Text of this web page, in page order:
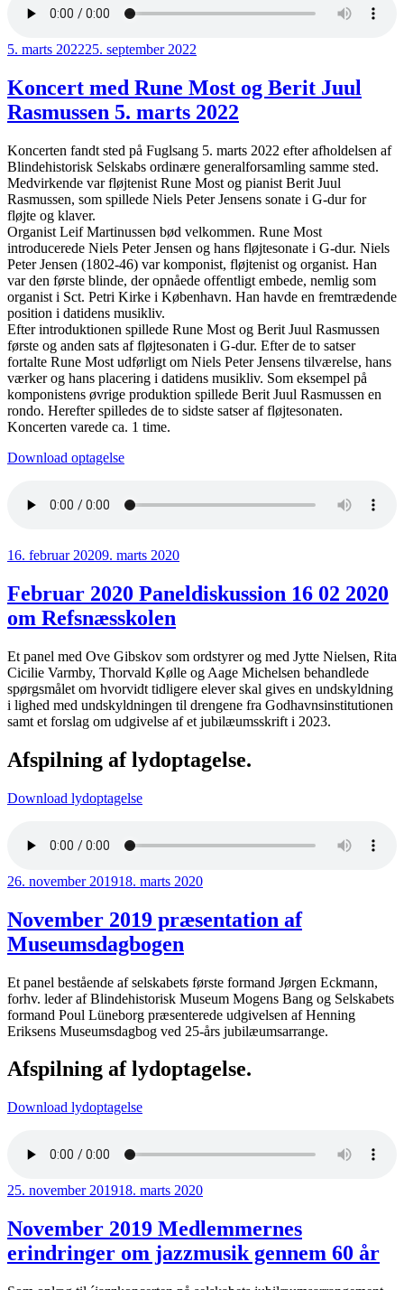
Udgivet
5. marts 202225. september 2022
Koncert med Rune Most og Berit Juul
Rasmussen 5. marts 2022
Koncerten fandt sted på Fuglsang 5. marts 2022 efter afholdelsen af
Blindehistorisk Selskabs ordinære generalforsamling samme sted.
Medvirkende var fløjtenist Rune Most og pianist Berit Juul
Rasmussen, som spillede Niels Peter Jensens sonate i G-dur for
fløjte og klaver.
Organist Leif Martinussen bød velkommen. Rune Most
introducerede Niels Peter Jensen og hans fløjtesonate i G-dur. Niels
Peter Jensen (1802-46) var komponist, fløjtenist og organist. Han
var den første blinde, der opnåede offentligt embede, nemlig som
organist i Sct. Petri Kirke i København. Han havde en fremtrædende
position i datidens musikliv.
Efter introduktionen spillede Rune Most og Berit Juul Rasmussen
første og anden sats af fløjtesonaten i G-dur. Efter de to satser
fortalte Rune Most udførligt om Niels Peter Jensens tilværelse, hans
værker og hans placering i datidens musikliv. Som eksempel på
komponistens øvrige produktion spillede Berit Juul Rasmussen en
rondo. Herefter spilledes de to sidste satser af fløjtesonaten.
Koncerten varede ca. 1 time.
Download optagelse
Udgivet
16. februar 20209. marts 2020
Februar 2020 Paneldiskussion 16 02 2020
om Refsnæsskolen
Et panel med Ove Gibskov som ordstyrer og med Jytte Nielsen, Rita
Cicilie Varmby, Thorvald Kølle og Aage Michelsen behandlede
spørgsmålet om hvorvidt tidligere elever skal gives en undskyldning
i lighed med undskyldningen til drengene fra Godhavnsinstitutionen
samt et forslag om udgivelse af et jubilæumsskrift i 2023.
Afspilning af lydoptagelse.
Download lydoptagelse
Udgivet
26. november 201918. marts 2020
November 2019 præsentation af
Museumsdagbogen
Et panel bestående af selskabets første formand Jørgen Eckmann,
forhv. leder af Blindehistorisk Museum Mogens Bang og Selskabets
formand Poul Lüneborg præsenterede udgivelsen af Henning
Eriksens Museumsdagbog ved 25-års jubilæumsarrange.
Afspilning af lydoptagelse.
Download lydoptagelse
Udgivet
25. november 201918. marts 2020
November 2019 Medlemmernes
erindringer om jazzmusik gennem 60 år